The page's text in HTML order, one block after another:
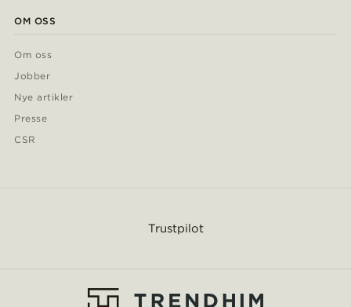
OM OSS
Om oss
Jobber
Nye artikler
Presse
CSR
Trustpilot